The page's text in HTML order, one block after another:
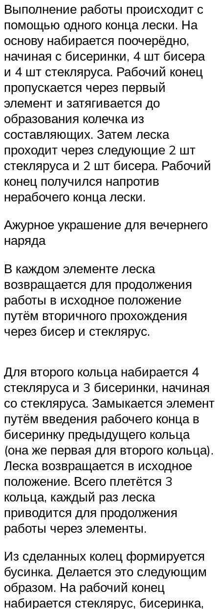
Выполнение работы происходит с
помощью одного конца лески. На
основу набирается поочерёдно,
начиная с бисеринки, 4 шт бисера
и 4 шт стекляруса. Рабочий конец
пропускается через первый
элемент и затягивается до
образования колечка из
составляющих. Затем леска
проходит через следующие 2 шт
стекляруса и 2 шт бисера. Рабочий
конец получился напротив
нерабочего конца лески.
Ажурное украшение для вечернего
наряда
В каждом элементе леска
возвращается для продолжения
работы в исходное положение
путём вторичного прохождения
через бисер и стеклярус.
Для второго кольца набирается 4
стекляруса и 3 бисеринки, начиная
со стекляруса. Замыкается элемент
путём введения рабочего конца в
бисеринку предыдущего кольца
(она же первая для второго кольца).
Леска возвращается в исходное
положение. Всего плетётся 3
кольца, каждый раз леска
приводится для продолжения
работы через элементы.
Из сделанных колец формируется
бусинка. Делается это следующим
образом. На рабочий конец
набирается стеклярус, бисеринка,